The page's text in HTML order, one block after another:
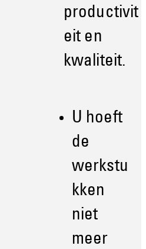
productivit
eit en
kwaliteit.
U hoeft
de
werkstu
kken
niet
meer